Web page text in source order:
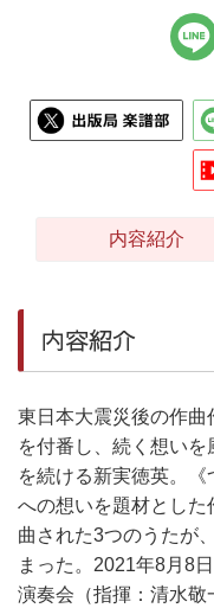
内容紹介
内容紹介
東日本大震災後の作曲
を付番し、続く想い
を続ける新実徳英。
への想いを題材とし
曲された3つのうたが
まった。2021年8月8
演奏会（指揮：清水